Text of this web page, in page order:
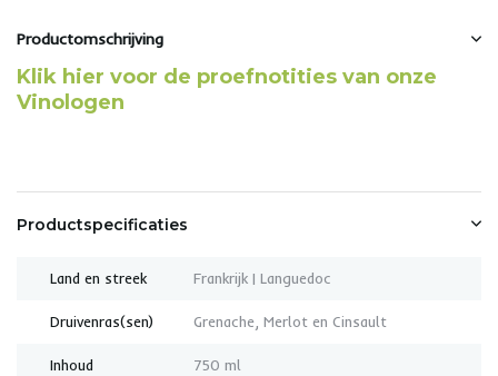
Productomschrijving
Klik hier voor de proefnotities van onze
Vinologen
Productspecificaties
Land en streek Frankrijk | Languedoc
Druivenras(sen) Grenache, Merlot en Cinsault
Inhoud 750 ml